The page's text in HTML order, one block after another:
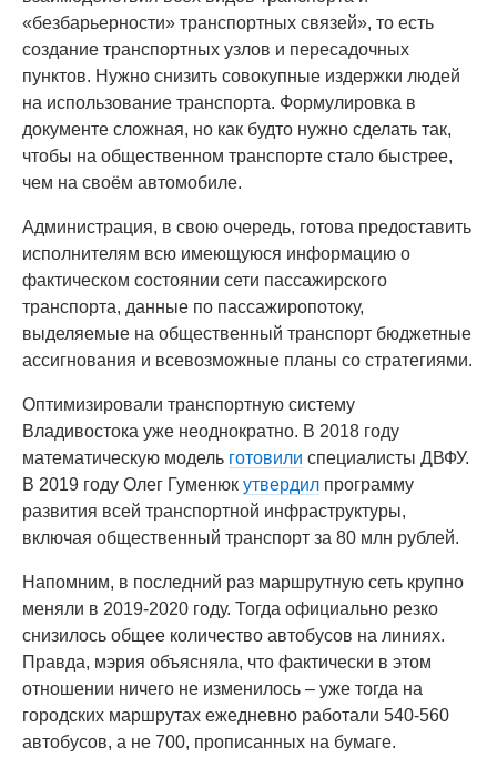
«безбарьерности» транспортных связей», то есть
создание транспортных узлов и пересадочных
пунктов. Нужно снизить совокупные издержки людей
на использование транспорта. Формулировка в
документе сложная, но как будто нужно сделать так,
чтобы на общественном транспорте стало быстрее,
чем на своём автомобиле.
Администрация, в свою очередь, готова предоставить
исполнителям всю имеющуюся информацию о
фактическом состоянии сети пассажирского
транспорта, данные по пассажиропотоку,
выделяемые на общественный транспорт бюджетные
ассигнования и всевозможные планы со стратегиями.
Оптимизировали транспортную систему
Владивостока уже неоднократно. В 2018 году
математическую модель готовили специалисты ДВФУ.
В 2019 году Олег Гуменюк утвердил программу
развития всей транспортной инфраструктуры,
включая общественный транспорт за 80 млн рублей.
Напомним, в последний раз маршрутную сеть крупно
меняли в 2019-2020 году. Тогда официально резко
снизилось общее количество автобусов на линиях.
Правда, мэрия объясняла, что фактически в этом
отношении ничего не изменилось – уже тогда на
городских маршрутах ежедневно работали 540-560
автобусов, а не 700, прописанных на бумаге.